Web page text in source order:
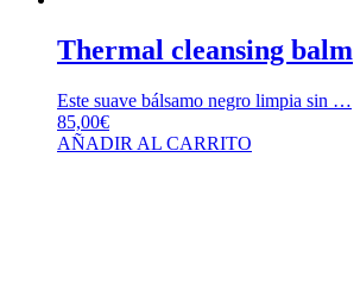
Thermal cleansing balm
Este suave bálsamo negro limpia sin …
85,00€
AÑADIR AL CARRITO